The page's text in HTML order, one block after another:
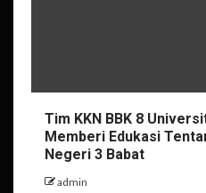
Tim KKN BBK 8
Memberi Edukasi
Negeri 3 Babat
admin